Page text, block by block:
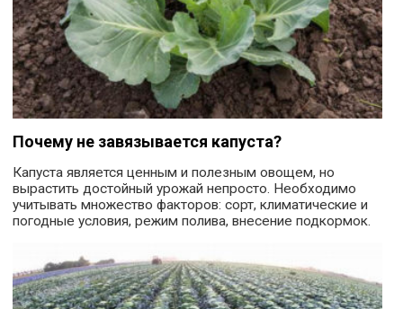
Почему не завязывается капуста?
Капуста является ценным и полезным овощем, но
вырастить достойный урожай непросто. Необходимо
учитывать множество факторов: сорт, климатические и
погодные условия, режим полива, внесение подкормок.